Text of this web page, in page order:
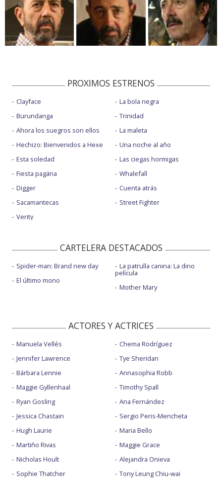
PROXIMOS ESTRENOS
Clayface
Burundanga
Ahora los suegros son ellos
Hechizo: Bienvenidos a Hexe
Esta soledad
Fiesta pagäna
Digger
Sacamantecas
Verity
La bola negra
Trinidad
La maleta
Una noche al año
Las ciegas hormigas
Whalefall
Cuenta atrás
Street Fighter
CARTELERA DESTACADOS
Spider-man: Brand new day
El último mono
La patrulla canina: La dino
película
Mother Mary
ACTORES Y ACTRICES
Manuela Vellés
Jennifer Lawrence
Bárbara Lennie
Maggie Gyllenhaal
Ryan Gosling
Jessica Chastain
Hugh Laurie
Martiño Rivas
Nicholas Hoult
Sophie Thatcher
Chema Rodríguez
Tye Sheridan
Annasophia Robb
Timothy Spall
Ana Fernández
Sergio Peris-Mencheta
Maria Bello
Maggie Grace
Alejandra Onieva
Tony Leung Chiu-wai